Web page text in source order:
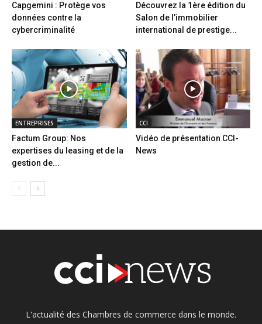
Capgemini : Protège vos
données contre la
cybercriminalité
Découvrez la 1ère édition du
Salon de l’immobilier
international de prestige...
ENTREPRISES
Factum Group: Nos
expertises du leasing et de la
gestion de...
CCI
Vidéo de présentation CCI-
News
L'actualité des Chambres de commerce dans le monde.